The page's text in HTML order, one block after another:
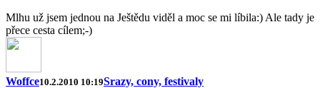
Mlhu už jsem jednou na Ještědu viděl a moc se mi líbila:) Ale tady je
přece cesta cílem;-)
Woffce10.2.2010 10:19Srazy, cony, festivaly